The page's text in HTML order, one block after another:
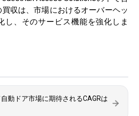
収は、市場におけるオーバーヘッ
し、そのサービス機能を強化しま
動ドア市場に期待されるCAGRは